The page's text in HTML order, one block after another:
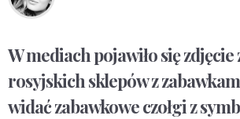
W mediach pojawiło się zdjęcie
rosyjskich sklepów z
widać zabawkowe czołgi z